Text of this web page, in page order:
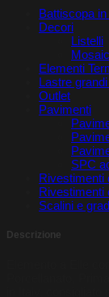
quantità
Battiscopa
Decori
Listelli
Elementi
Lastre
Outlet
Pavimenti
SPC
Rivestimenti
Rivestimenti
Scalini e
Descrizione